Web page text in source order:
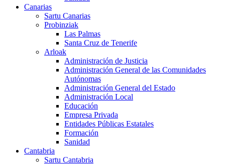
Canarias
Sartu Canarias
Probinziak
Las Palmas
Santa Cruz de Tenerife
Arloak
Administración de Justicia
Administración General de las Comunidades
Autónomas
Administración General del Estado
Administración Local
Educación
Empresa Privada
Entidades Públicas Estatales
Formación
Sanidad
Cantabria
Sartu Cantabria